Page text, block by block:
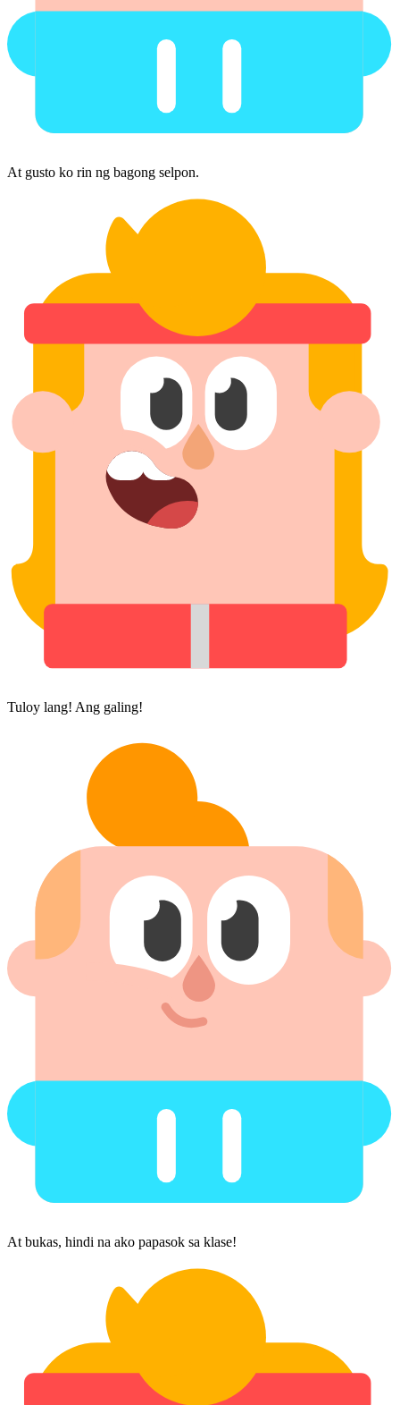
At gusto ko rin ng bagong selpon.
Tuloy lang! Ang galing!
At bukas, hindi na ako papasok sa klase!